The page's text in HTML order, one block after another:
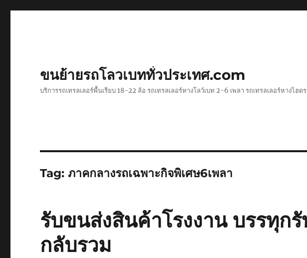
ขนย้ายรถโลวเบททั่วประเทศ.com
บริการรถเทรลเลอร์พื้นเรียบ 18-22 ล้อ รถเทรลเลอร์หางโลว์เบท 2-6 เพลา รถเทรลเลอร์หา
Tag:ภาคกลางรถเฉพาะกิจพิเศษ6เพลา
รับขนส่งสินค้าโรงงาน บรรทุก
กลับรวม